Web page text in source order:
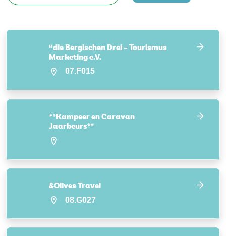
“die Bergischen Drei – Tourismus
Marketing e.V.
07.F015
**Kampeer en Caravan
Jaarbeurs**
&Olives Travel
08.G027